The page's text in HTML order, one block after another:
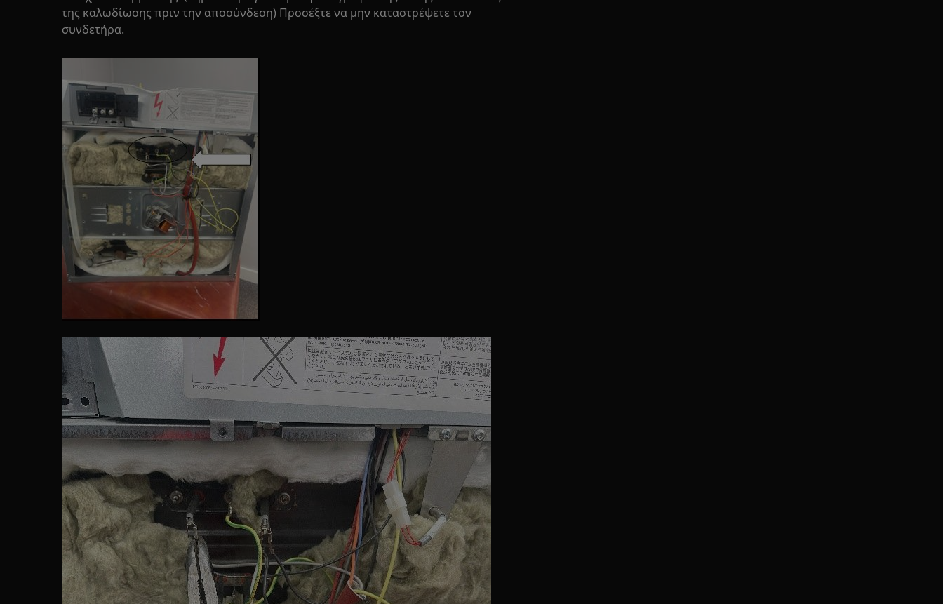
της καλωδίωσης πριν την αποσύνδεση) Προσέξτε να μην καταστρέψετε τον
συνδετήρα.